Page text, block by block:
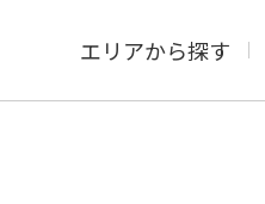
エリアから探す